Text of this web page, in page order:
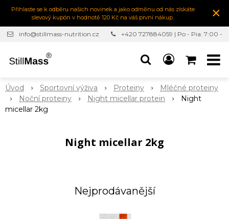
Přihlaste se k odběru našich novinek a jako odměnu od nás získáte
slevový kupón v hodnotě 120 Kč na váš první nákup.
×
info@stillmass-nutrition.cz
+420 727884059 | Po - Pia: 7:00 -
Úvod Sportovní výživa Proteiny
Mléčné proteiny
Noční proteiny
Night micellar protein
Night
micellar 2kg
Night micellar 2kg
Nejprodávanější